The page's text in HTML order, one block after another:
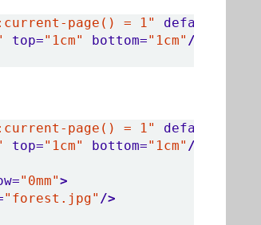
page() = 1" defaultcolor=
top="1cm" bottom="1cm" />
page() = 1" defaultcolor=
top="1cm" bottom="1cm" />
"0mm">
"forest.jpg" />